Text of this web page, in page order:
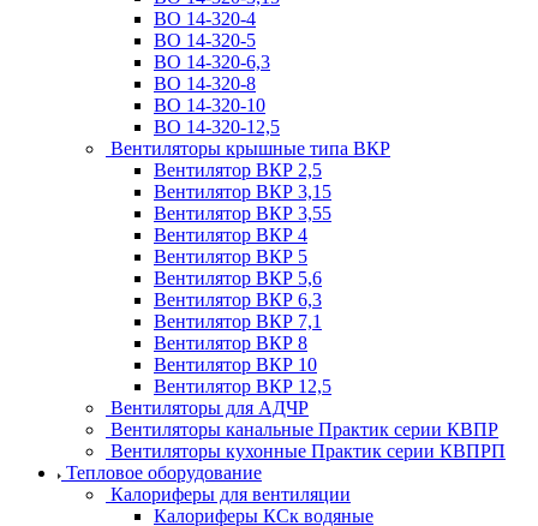
ВО 14-320-4
ВО 14-320-5
ВО 14-320-6,3
ВО 14-320-8
ВО 14-320-10
ВО 14-320-12,5
Вентиляторы крышные типа ВКР
Вентилятор ВКР 2,5
Вентилятор ВКР 3,15
Вентилятор ВКР 3,55
Вентилятор ВКР 4
Вентилятор ВКР 5
Вентилятор ВКР 5,6
Вентилятор ВКР 6,3
Вентилятор ВКР 7,1
Вентилятор ВКР 8
Вентилятор ВКР 10
Вентилятор ВКР 12,5
Вентиляторы для АДЧР
Вентиляторы канальные Практик серии КВПР
Вентиляторы кухонные Практик серии КВПРП
Тепловое оборудование
Калориферы для вентиляции
Калориферы КСк водяные